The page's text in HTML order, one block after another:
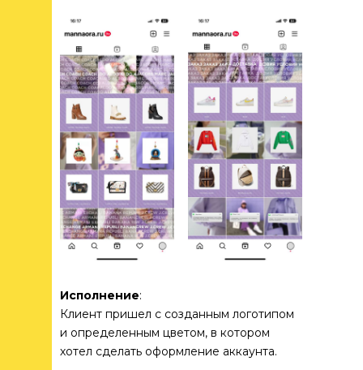
Исполнение:
Клиент пришел с созданным логотипом
и определенным цветом, в котором
хотел сделать оформление аккаунта.